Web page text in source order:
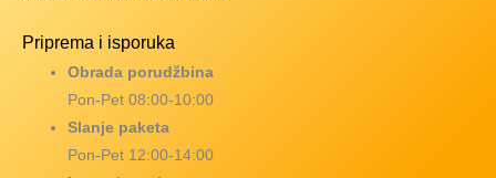
Priprema i isporuka
Obrada porudžbina
Pon-Pet 08:00-10:00
Slanje paketa
Pon-Pet 12:00-14:00